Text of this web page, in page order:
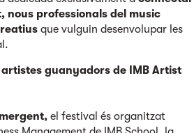
professionals del music
que vulguin desenvolupar les
artistes guanyadors de IMB Artist
el festival és organitzat